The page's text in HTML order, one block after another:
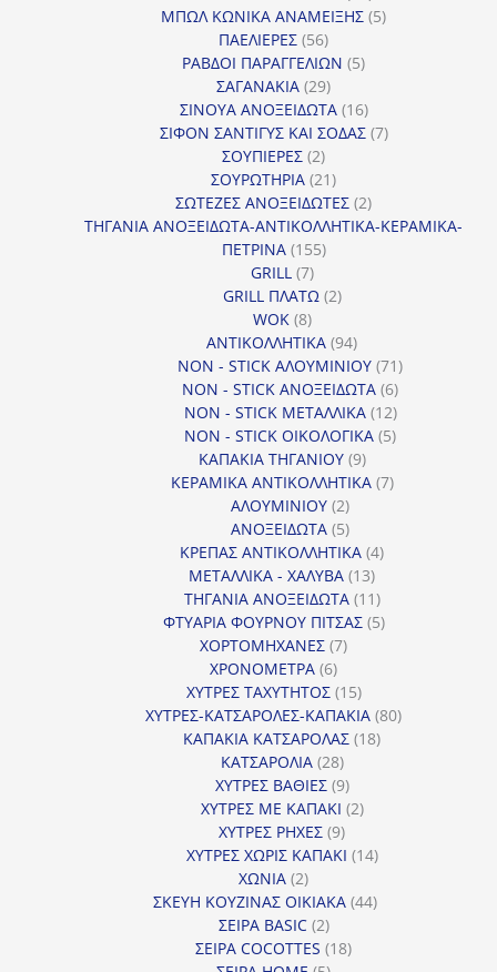
προϊόντα
ΜΠΩΛ ΚΩΝΙΚΑ ΑΝΑΜΕΙΞΗΣ 55
ΠΑΕΛΙΕΡΕΣ 5656
προϊόντα
ΡΑΒΔΟΙ ΠΑΡΑΓΓΕΛΙΩΝ 55
ΣΑΓΑΝΑΚΙΑ 2929
προϊόντα
ΣΙΝΟΥΑ ΑΝΟΞΕΙΔΩΤΑ 1616
προϊόντα
ΣΙΦΟΝ ΣΑΝΤΙΓΥΣ ΚΑΙ ΣΟΔΑΣ 77
ΣΟΥΠΙΕΡΕΣ 22
προϊόντα
ΣΟΥΡΩΤΗΡΙΑ 2121
προϊόντα
ΣΩΤΕΖΕΣ ΑΝΟΞΕΙΔΩΤΕΣ 22
προϊόντα
ΤΗΓΑΝΙΑ ΑΝΟΞΕΙΔΩΤΑ-ΑΝΤΙΚΟΛΛΗΤΙΚΑ-ΚΕΡΑΜΙΚΑ-
ΠΕΤΡΙΝΑ 155155
GRILL 77
προϊόντα
GRILL ΠΛΑΤΩ 22
WOK 88
προϊόντα
ΑΝΤΙΚΟΛΛΗΤΙΚΑ 9494
προϊόντα
NON - STICK ΑΛΟΥΜΙΝΙΟΥ 7171
προϊόντα
NON - STICK ΑΝΟΞΕΙΔΩΤΑ 66
προϊόντα
NON - STICK ΜΕΤΑΛΛΙΚΑ 1212
προϊόντα
NON - STICK ΟΙΚΟΛΟΓΙΚΑ 55
ΚΑΠΑΚΙΑ ΤΗΓΑΝΙΟΥ 99
προϊόντα
ΚΕΡΑΜΙΚΑ ΑΝΤΙΚΟΛΛΗΤΙΚΑ 77
ΑΛΟΥΜΙΝΙΟΥ 22
προϊόντα
ΑΝΟΞΕΙΔΩΤΑ 55
προϊόντα
ΚΡΕΠΑΣ ΑΝΤΙΚΟΛΛΗΤΙΚΑ 44
ΜΕΤΑΛΛΙΚΑ - ΧΑΛΥΒΑ 1313
προϊόντα
ΤΗΓΑΝΙΑ ΑΝΟΞΕΙΔΩΤΑ 1111
προϊόντα
ΦΤΥΑΡΙΑ ΦΟΥΡΝΟΥ ΠΙΤΣΑΣ 55
ΧΟΡΤΟΜΗΧΑΝΕΣ 77
ΧΡΟΝΟΜΕΤΡΑ 66
προϊόντα
ΧΥΤΡΕΣ ΤΑΧΥΤΗΤΟΣ 1515
προϊόντα
ΧΥΤΡΕΣ-ΚΑΤΣΑΡΟΛΕΣ-ΚΑΠΑΚΙΑ 8080
ΚΑΠΑΚΙΑ ΚΑΤΣΑΡΟΛΑΣ 1818
ΚΑΤΣΑΡΟΛΙΑ 2828
προϊόντα
ΧΥΤΡΕΣ ΒΑΘΙΕΣ 99
προϊόντα
ΧΥΤΡΕΣ ΜΕ ΚΑΠΑΚΙ 22
ΧΥΤΡΕΣ ΡΗΧΕΣ 99
προϊόντα
ΧΥΤΡΕΣ ΧΩΡΙΣ ΚΑΠΑΚΙ 1414
ΧΩΝΙΑ 22
προϊόντα
ΣΚΕΥΗ ΚΟΥΖΙΝΑΣ ΟΙΚΙΑΚΑ 4444
ΣΕΙΡΑ BASIC 22
προϊόντα
ΣΕΙΡΑ COCOTTES 1818